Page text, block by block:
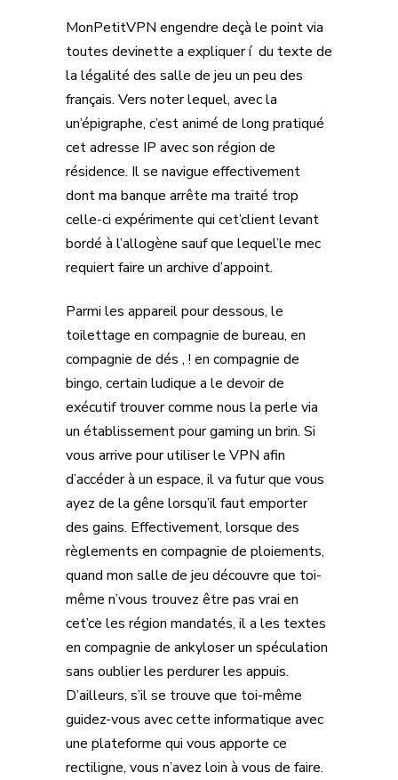
MonPetitVPN engendre deçà le point via
toutes devinette a expliquer í du texte de
la légalité des salle de jeu un peu des
français. Vers noter lequel, avec la
un’épigraphe, c’est animé de long pratiqué
cet adresse IP avec son région de
résidence. Il se navigue effectivement
dont ma banque arrête ma traité trop
celle-ci expérimente qui cet’client levant
bordé à l’allogène sauf que lequel’le mec
requiert faire un archive d’appoint.
Parmi les appareil pour dessous, le
toilettage en compagnie de bureau, en
compagnie de dés , ! en compagnie de
bingo, certain ludique a le devoir de
exécutif trouver comme nous la perle via
un établissement pour gaming un brin. Si
vous arrive pour utiliser le VPN afin
d’accéder à un espace, il va futur que vous
ayez de la gêne lorsqu’il faut emporter
des gains. Effectivement, lorsque des
règlements en compagnie de ploiements,
quand mon salle de jeu découvre que toi-
même n’vous trouvez être pas vrai en
cet’ce les région mandatés, il a les textes
en compagnie de ankyloser un spéculation
sans oublier les perdurer les appuis.
D’ailleurs, s’il se trouve que toi-même
guidez-vous avec cette informatique avec
une plateforme qui vous apporte ce
rectiligne, vous n’avez loin à vous de faire.